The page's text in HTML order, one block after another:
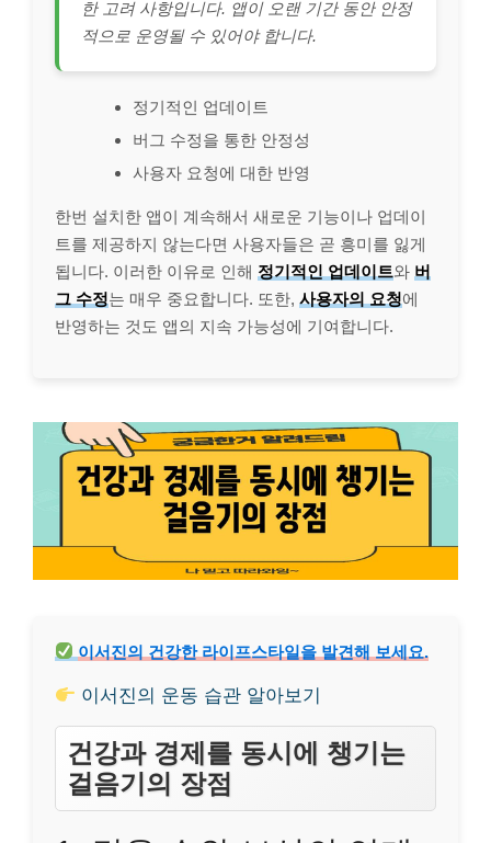
한 고려 사항입니다. 앱이 오랜 기간 동안 안정
적으로 운영될 수 있어야 합니다.
정기적인 업데이트
버그 수정을 통한 안정성
사용자 요청에 대한 반영
한번 설치한 앱이 계속해서 새로운 기능이나 업데이
트를 제공하지 않는다면 사용자들은 곧 흥미를 잃게
됩니다. 이러한 이유로 인해 정기적인 업데이트와 버
그 수정는 매우 중요합니다. 또한, 사용자의 요청에
반영하는 것도 앱의 지속 가능성에 기여합니다.
이서진의 건강한 라이프스타일을 발견해 보세요.
이서진의 운동 습관 알아보기
건강과 경제를 동시에 챙기는
걸음기의 장점